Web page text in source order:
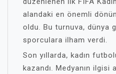
alandaki en önemli
oldu. Bu turnuva, dünya
sporculara ilham verdi.
Son yıllarda, kadın
kazandı. Medyanın